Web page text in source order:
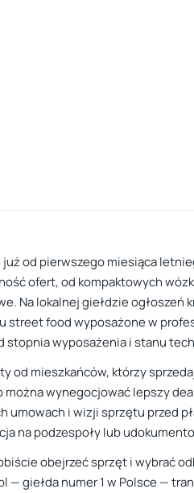
od pierwszego miesiąca
ofert, od kompaktowych
Na lokalnej giełdzie ogłoszeń
street food wyposażone w
stopnia wyposażenia i stanu
od mieszkańców, którzy
wynegocjować lepszy
umowach i wizji sprzętu przed
na podzespoły lub
obejrzeć sprzęt i wybrać
giełda numer 1 w Polsce —